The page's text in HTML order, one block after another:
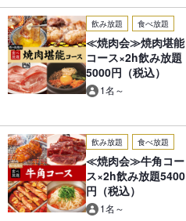
飲み放題 食べ放題
≪焼肉会≫焼肉堪能
コース×2h飲み放題
5000円（税込）
1名～
飲み放題 食べ放題
≪焼肉会≫牛角コー
ス×2h飲み放題5400
円（税込）
1名～